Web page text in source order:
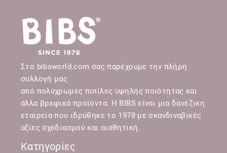
Στο bibsworld.com σας παρέχουμε την πλήρη
συλλογή μας
από πολύχρωμες πιπίλες υψηλής ποιότητας και
άλλα βρεφικά προϊόντα. Η BIBS είναι μια δανέζικη
εταιρεία που ιδρύθηκε το 1978 με σκανδιναβικές
αξίες σχεδιασμού και αισθητική.
Κατηγορίες